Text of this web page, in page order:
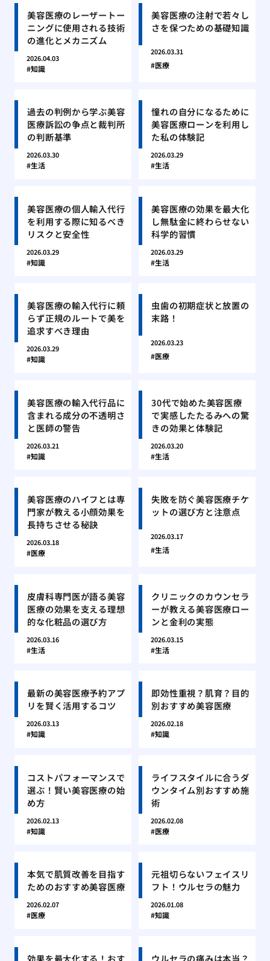
美容医療のレーザートー
ニングに使用される技術
の進化とメカニズム
2026.04.03
知識
美容医療の注射で若々し
さを保つための基礎知識
2026.03.31
医療
過去の判例から学ぶ美容
医療訴訟の争点と裁判所
の判断基準
2026.03.30
生活
憧れの自分になるために
美容医療ローンを利用し
た私の体験記
2026.03.29
生活
美容医療の個人輸入代行
を利用する際に知るべき
リスクと安全性
2026.03.29
知識
美容医療の効果を最大化
し無駄金に終わらせない
科学的習慣
2026.03.29
生活
美容医療の輸入代行に頼
らず正規のルートで美を
追求すべき理由
2026.03.29
知識
虫歯の初期症状と放置の
末路！
2026.03.23
医療
美容医療の輸入代行品に
含まれる成分の不透明さ
と医師の警告
2026.03.21
知識
30代で始めた美容医療
で実感したたるみへの驚
きの効果と体験記
2026.03.20
生活
美容医療のハイフとは専
門家が教える小顔効果を
長持ちさせる秘訣
2026.03.18
医療
失敗を防ぐ美容医療チケ
ットの選び方と注意点
2026.03.17
生活
皮膚科専門医が語る美容
医療の効果を支える理想
的な化粧品の選び方
2026.03.16
生活
クリニックのカウンセラ
ーが教える美容医療ロー
ンと金利の実態
2026.03.15
生活
最新の美容医療予約アプ
リを賢く活用するコツ
2026.03.13
知識
即効性重視？肌育？目的
別おすすめ美容医療
2026.02.18
知識
コストパフォーマンスで
選ぶ！賢い美容医療の始
め方
2026.02.13
知識
ライフスタイルに合うダ
ウンタイム別おすすめ施
術
2026.02.08
医療
本気で肌質改善を目指す
ためのおすすめ美容医療
2026.02.07
医療
元祖切らないフェイスリ
フト！ウルセラの魅力
2026.01.08
知識
効果を最大化する！おす
ウルセラの痛みは本当？